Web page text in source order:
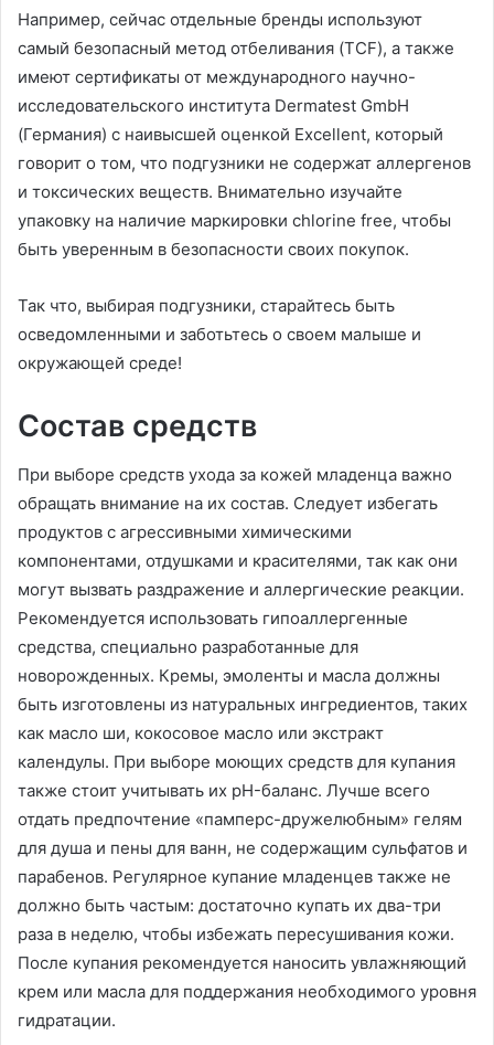
Например, сейчас отдельные бренды используют
самый безопасный метод отбеливания (TCF), а также
имеют сертификаты от международного научно-
исследовательского института Dermatest GmbH
(Германия) с наивысшей оценкой Excellent, который
говорит о том, что подгузники не содержат аллергенов
и токсических веществ. Внимательно изучайте
упаковку на наличие маркировки chlorine free, чтобы
быть уверенным в безопасности своих покупок.
Так что, выбирая подгузники, старайтесь быть
осведомленными и заботьтесь о своем малыше и
окружающей среде!
Состав средств
При выборе средств ухода за кожей младенца важно
обращать внимание на их состав. Следует избегать
продуктов с агрессивными химическими
компонентами, отдушками и красителями, так как они
могут вызвать раздражение и аллергические реакции.
Рекомендуется использовать гипоаллергенные
средства, специально разработанные для
новорожденных. Кремы, эмоленты и масла должны
быть изготовлены из натуральных ингредиентов, таких
как масло ши, кокосовое масло или экстракт
календулы. При выборе моющих средств для купания
также стоит учитывать их pH-баланс. Лучше всего
отдать предпочтение «памперс-дружелюбным» гелям
для душа и пены для ванн, не содержащим сульфатов и
парабенов. Регулярное купание младенцев также не
должно быть частым: достаточно купать их два-три
раза в неделю, чтобы избежать пересушивания кожи.
После купания рекомендуется наносить увлажняющий
крем или масла для поддержания необходимого уровня
гидратации.